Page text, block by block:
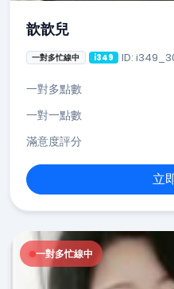
歆歆兒
一對多忙線中 i349 ID:
一對多點數
一對一點數
滿意度評分
立
一對多忙線中